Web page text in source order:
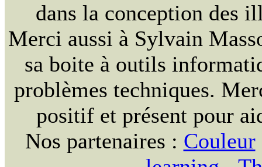
dans la conception des
Merci aussi à Sylvain
sa boite à outils
problèmes techniques.
positif et présent pour
Nos partenaires : Couleur